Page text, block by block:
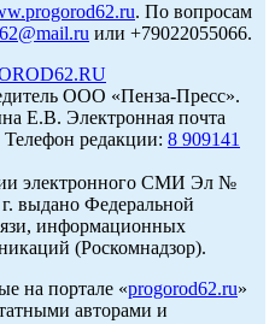
. По вопросам
или +79022055066.
ООО «Пенза-Пресс».
Е.В. Электронная почта
Телефон редакции: 8 909141
электронного СМИ Эл №
выдано Федеральной
информационных
(Роскомнадзор).
на портале «progorod62.ru»
авторами и